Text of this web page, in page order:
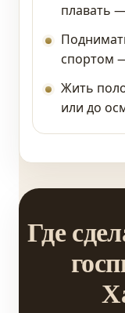
плавать
спортом
Жить
или до
Где